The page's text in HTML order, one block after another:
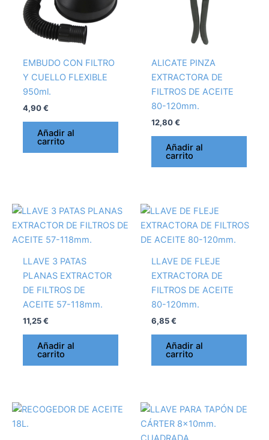
EMBUDO CON FILTRO
Y CUELLO FLEXIBLE
950ml.
4,90€
Añadir al
carrito
ALICATE PINZA
EXTRACTORA DE
FILTROS DE ACEITE
80-120mm.
12,80€
Añadir al
carrito
LLAVE 3 PATAS
PLANAS EXTRACTOR
DE FILTROS DE
ACEITE 57-118mm.
11,25€
Añadir al
carrito
LLAVE DE FLEJE
EXTRACTORA DE
FILTROS DE ACEITE
80-120mm.
6,85€
Añadir al
carrito